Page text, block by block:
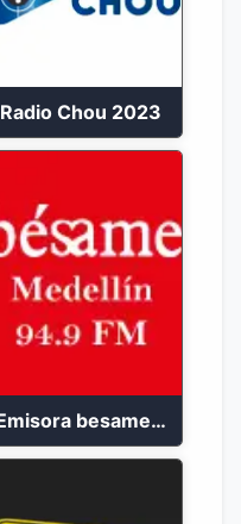
Radio Chou 2023
Emisora besame medellín 2023